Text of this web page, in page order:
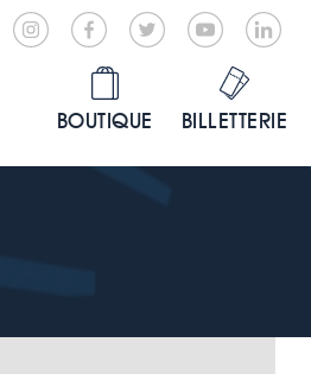
BOUTIQUE BILLETTERIE